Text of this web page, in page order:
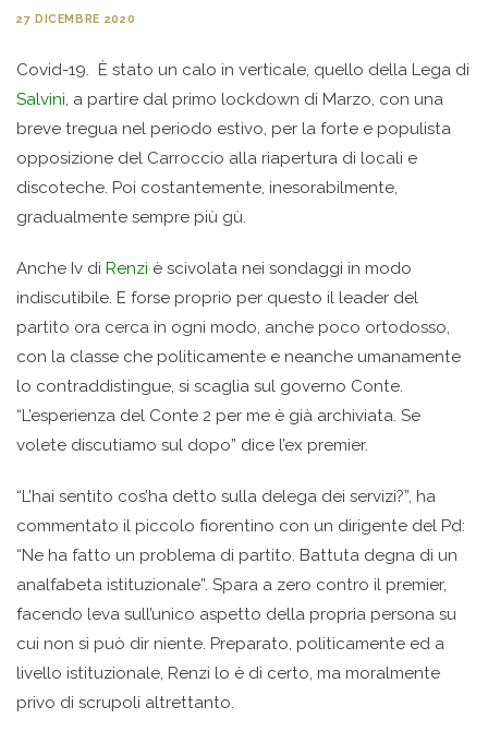
27 DICEMBRE 2020
Covid-19. È stato un calo in verticale, quello della Lega di
Salvini, a partire dal primo lockdown di Marzo, con una
breve tregua nel periodo estivo, per la forte e populista
opposizione del Carroccio alla riapertura di locali e
discoteche. Poi costantemente, inesorabilmente,
gradualmente sempre più gù.
Anche Iv di Renzi è scivolata nei sondaggi in modo
indiscutibile. E forse proprio per questo il leader del
partito ora cerca in ogni modo, anche poco ortodosso,
con la classe che politicamente e neanche umanamente
lo contraddistingue, si scaglia sul governo Conte.
“L’esperienza del Conte 2 per me è già archiviata. Se
volete discutiamo sul dopo” dice l’ex premier.
“L’hai sentito cos’ha detto sulla delega dei servizi?”, ha
commentato il piccolo fiorentino con un dirigente del Pd:
“Ne ha fatto un problema di partito. Battuta degna di un
analfabeta istituzionale”. Spara a zero contro il premier,
facendo leva sull’unico aspetto della propria persona su
cui non si può dir niente. Preparato, politicamente ed a
livello istituzionale, Renzi lo è di certo, ma moralmente
privo di scrupoli altrettanto.